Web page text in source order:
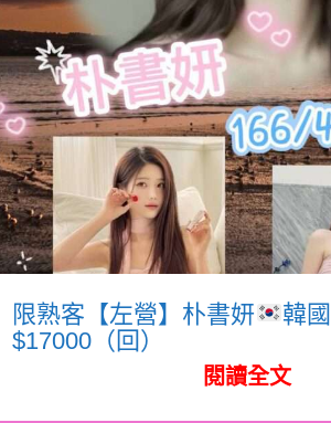
限熟客【左營】朴書妍
韓國
$17000（回）
閱讀全文